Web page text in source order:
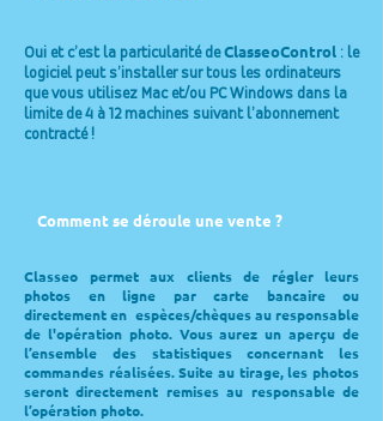
Oui et c’est la particularité deClasseoControl : le
logiciel peut s’installer sur tous les ordinateurs
que vous utilisez Mac et/ou PC Windows dans la
limite de 4 à 12 machines suivant l’abonnement
contracté !
Comment se déroule une vente ?
Classeo permet aux clients de régler leurs
photos en ligne par carte bancaire ou
directement en espèces/chèques au responsable
de l'opération photo. Vous aurez un aperçu de
l’ensemble des statistiques concernant les
commandes réalisées. Suite au tirage, les photos
seront directement remises au responsable de
l’opération photo.